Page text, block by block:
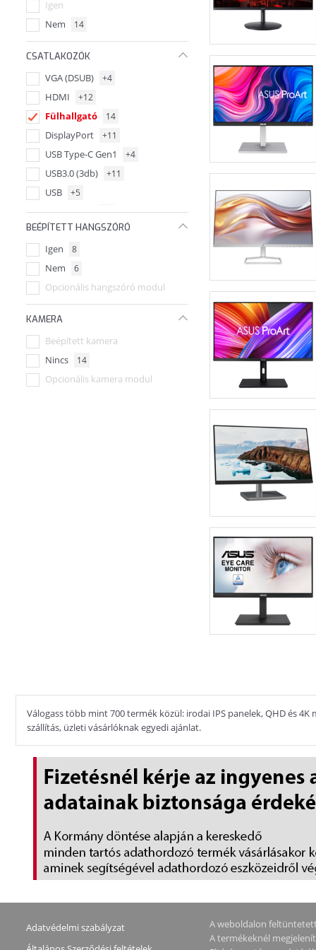
Igen
Nem
14
CSATLAKOZÓK
VGA (DSUB) +4
HDMI +12
Fülhallgató 14
DisplayPort +11
USB Type-C Gen1 +4
USB3.0 (3db) +11
USB +5
HDMI (2db) +2
VESA fali konzol kompatibilis +3
Jack +9
Audio Vonal-kimenet
Thunderbolt +9
USB-C +8
RJ45
BEÉPÍTETT HANGSZÓRÓ
Igen 8
Nem 6
Opcionális hangszóró modul
KAMERA
Beépített kamera
Nincs
14
Opcionális kamera modul
Válogass több mint 700 termék közül: irodai IPS panelek, QHD és 4K
szállítás, üzleti vásárlóknak egyedi ajánlat.
Adatvédelmi szabályzat
A weboldalon
A termékeknél